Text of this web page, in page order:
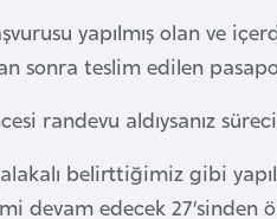
yapılmış olan ve
sonra teslim edilen
randevu aldıysanız
belirttiğimiz gibi
devam edecek 27’sinden